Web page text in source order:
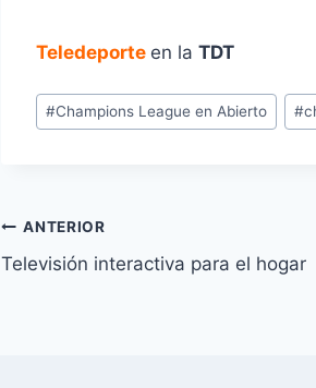
Teledeporte en la TDT
Etiquetas
de
#Champions League en Abierto #
Navegación
de
ANTERIOR
Televisión interactiva para el hogar